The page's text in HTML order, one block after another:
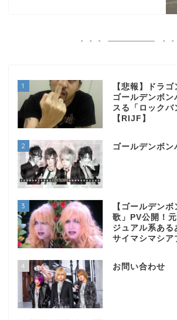
1
【悲報】ドラ
ゴールデンボン
スる「ロックバ
【RIJF】
2 ゴールデンボン
3
【ゴールデン
歌」PV公開！
ジュアル系ある
サイマシマシア
4 お問い合わせ